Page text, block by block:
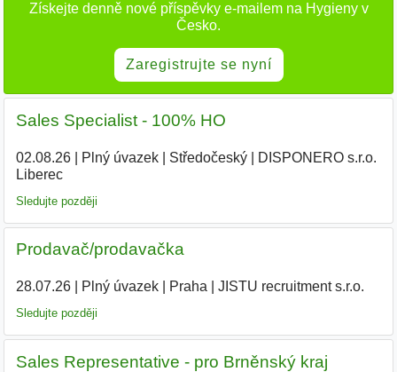
Získejte denně nové příspěvky e-mailem na Hygieny v
Česko.
Zaregistrujte se nyní
Sales Specialist - 100% HO
02.08.26| Plný úvazek| Středočeský|
DISPONERO s.r.o.
Liberec
Sledujte později
Prodavač/prodavačka
28.07.26| Plný úvazek| Praha JISTU recruitment s.r.o.
Sledujte později
Sales Representative - pro Brněnský kraj